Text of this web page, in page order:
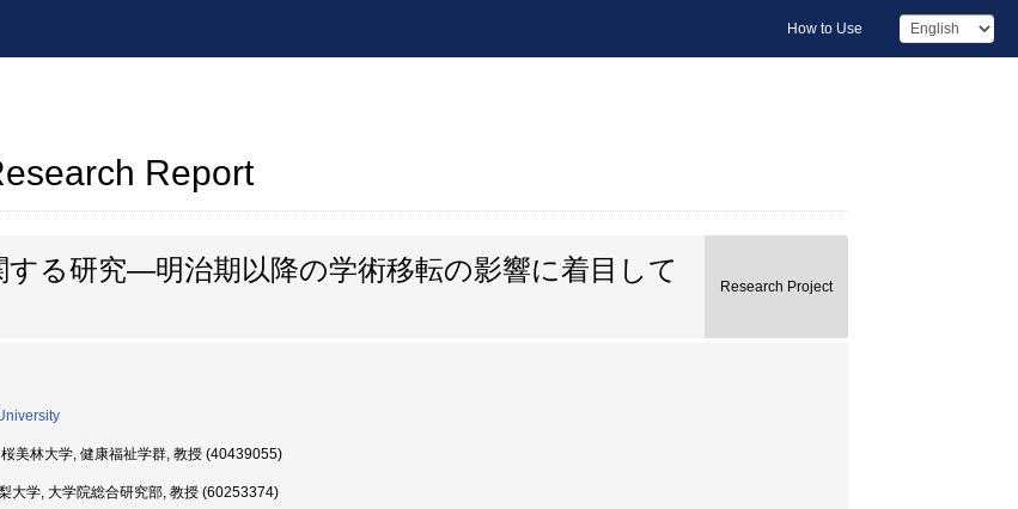
How to Use
Report
る研究―明治期以降の学術移転の影響に着目して
Research Project
桜美林大学, 健康福祉学群, 教授 (40439055)
大学, 大学院総合研究部, 教授 (60253374)